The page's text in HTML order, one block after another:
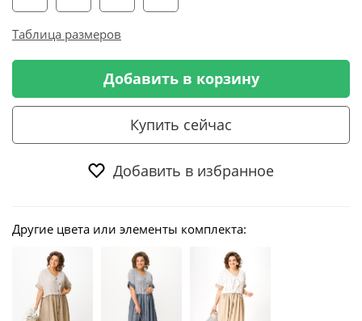
Таблица размеров
Добавить в корзину
Купить сейчас
Добавить в избранное
Другие цвета или элементы комплекта: